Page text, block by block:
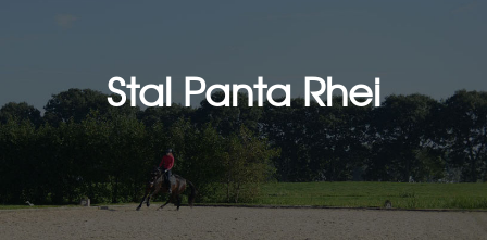
Stal Panta Rhei